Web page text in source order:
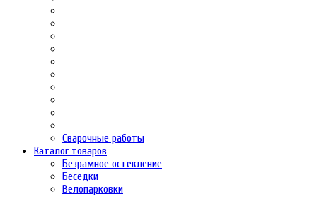
Сварочные работы
Каталог товаров
Безрамное остекление
Беседки
Велопарковки